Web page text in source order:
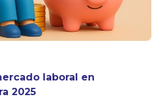
laboral en
2025